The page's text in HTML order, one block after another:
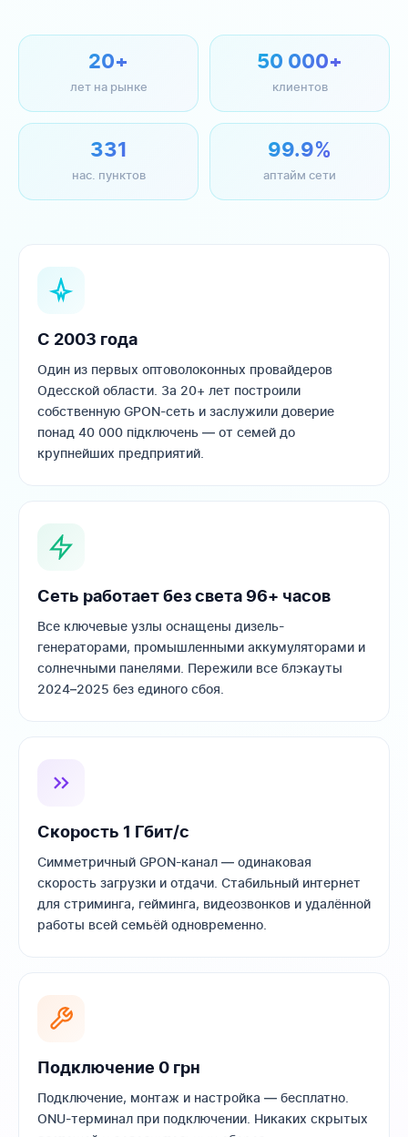
20+
лет на рынке
50 000+
клиентов
331
нас. пунктов
99.9%
аптайм сети
С 2003 года
Один из первых оптоволоконных провайдеров
Одесской области. За 20+ лет построили
собственную GPON-сеть и заслужили доверие
понад 40 000 підключень — от семей до
крупнейших предприятий.
Сеть работает без света 96+ часов
Все ключевые узлы оснащены дизель-
генераторами, промышленными аккумуляторами и
солнечными панелями. Пережили все блэкауты
2024–2025 без единого сбоя.
Скорость 1 Гбит/с
Симметричный GPON-канал — одинаковая
скорость загрузки и отдачи. Стабильный интернет
для стриминга, гейминга, видеозвонков и удалённой
работы всей семьёй одновременно.
Подключение 0 грн
Подключение, монтаж и настройка — бесплатно.
ONU-терминал при подключении. Никаких скрытых